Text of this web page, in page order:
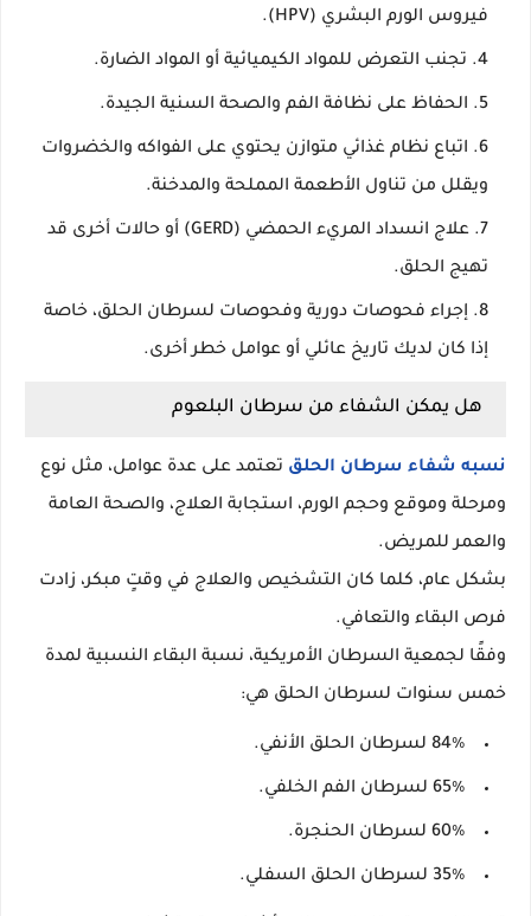
فيروس الورم البشري (HPV).
تجنب التعرض للمواد الكيميائية أو المواد الضارة.
الحفاظ على نظافة الفم والصحة السنية الجيدة.
اتباع نظام غذائي متوازن يحتوي على الفواكه والخضروات
ويقلل من تناول الأطعمة المملحة والمدخنة.
علاج انسداد المريء الحمضي (GERD) أو حالات أخرى قد
تهيج الحلق.
إجراء فحوصات دورية وفحوصات لسرطان الحلق، خاصة
إذا كان لديك تاريخ عائلي أو عوامل خطر أخرى.
هل يمكن الشفاء من سرطان البلعوم
نسبه شفاء سرطان الحلق تعتمد على عدة عوامل، مثل نوع
ومرحلة وموقع وحجم الورم، استجابة العلاج، والصحة العامة
والعمر للمريض.
بشكل عام، كلما كان التشخيص والعلاج في وقتٍ مبكر، زادت
فرص البقاء والتعافي.
وفقًا لجمعية السرطان الأمريكية، نسبة البقاء النسبية لمدة
خمس سنوات لسرطان الحلق هي:
84٪ لسرطان الحلق الأنفي.
65٪ لسرطان الفم الخلفي.
60٪ لسرطان الحنجرة.
35٪ لسرطان الحلق السفلي.